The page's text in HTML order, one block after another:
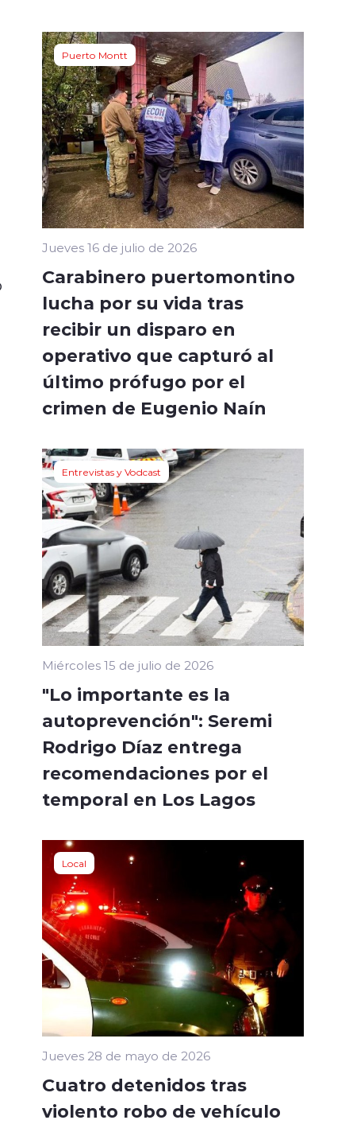
Puerto Montt
Jueves 16 de julio de 2026
Carabinero puertomontino
lucha por su vida tras
recibir un disparo en
operativo que capturó al
último prófugo por el
crimen de Eugenio Naín
Entrevistas y Vodcast
Miércoles 15 de julio de 2026
"Lo importante es la
autoprevención": Seremi
Rodrigo Díaz entrega
recomendaciones por el
temporal en Los Lagos
Local
Jueves 28 de mayo de 2026
Cuatro detenidos tras
violento robo de vehículo